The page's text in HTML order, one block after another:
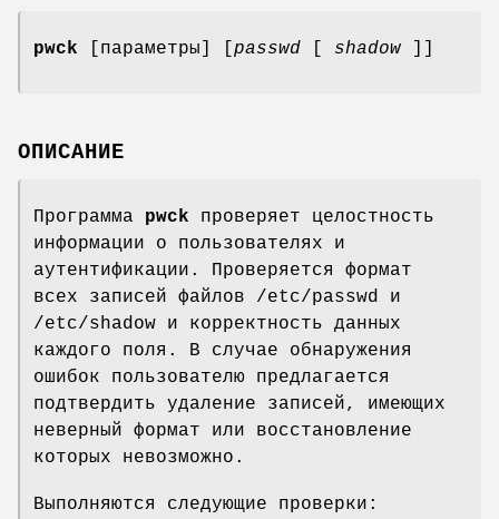
pwck [параметры] [ passwd shadow
ОПИСАНИЕ
Программа pwck проверяет целостность
информации о пользователях и
аутентификации. Проверяется формат
всех записей файлов /etc/passwd и
/etc/shadow и корректность данных
каждого поля. В случае обнаружения
ошибок пользователю предлагается
подтвердить удаление записей, имеющих
неверный формат или восстановление
которых невозможно.
Выполняются следующие проверки: